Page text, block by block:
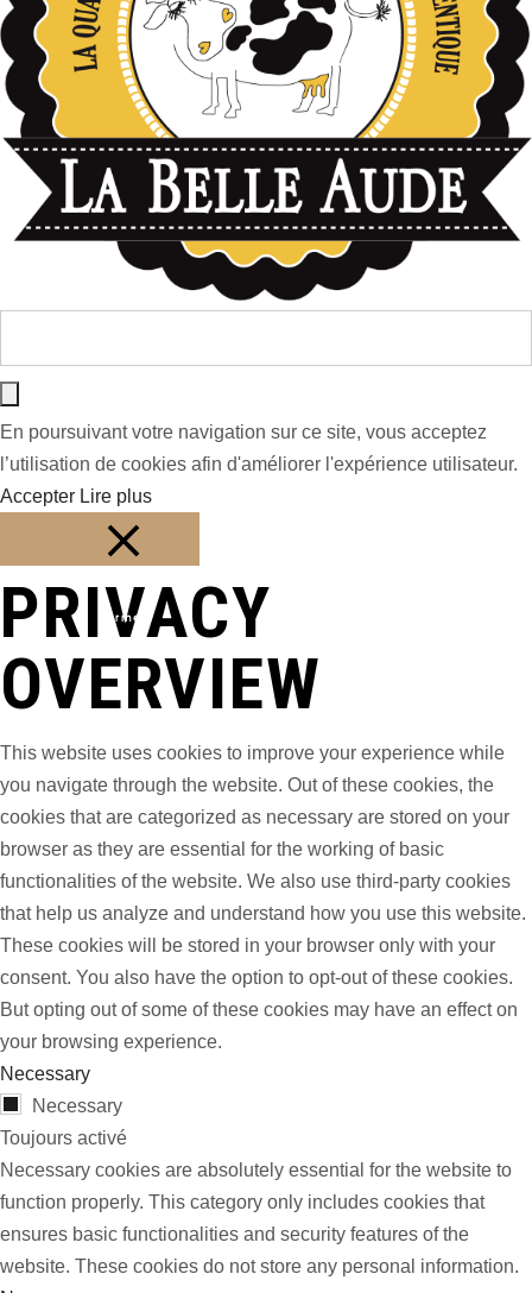
En poursuivant votre navigation sur ce site, vous acceptez
l’utilisation de cookies afin d'améliorer l'expérience utilisateur.
Accepter Lire plus
Fermer
PRIVACY
OVERVIEW
This website uses cookies to improve your experience while
you navigate through the website. Out of these cookies, the
cookies that are categorized as necessary are stored on your
browser as they are essential for the working of basic
functionalities of the website. We also use third-party cookies
that help us analyze and understand how you use this website.
These cookies will be stored in your browser only with your
consent. You also have the option to opt-out of these cookies.
But opting out of some of these cookies may have an effect on
your browsing experience.
Necessary
Necessary
Toujours activé
Necessary cookies are absolutely essential for the website to
function properly. This category only includes cookies that
ensures basic functionalities and security features of the
website. These cookies do not store any personal information.